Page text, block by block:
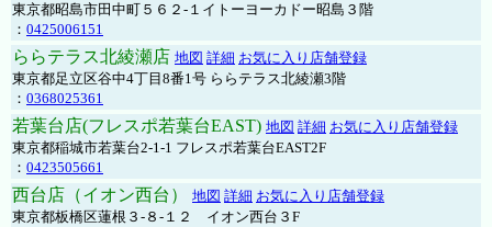
東京都昭島市田中町５６２-１イトーヨーカドー昭島３階
： 0425006151
ららテラス北綾瀬店 地図 詳細 お気に入り店舗登録
東京都足立区谷中4丁目8番1号 ららテラス北綾瀬3階
： 0368025361
若葉台店(フレスポ若葉台EAST) 地図 詳細 お気に入り店舗登録
東京都稲城市若葉台2-1-1 フレスポ若葉台EAST2F
： 0423505661
西台店（イオン西台） 地図 詳細 お気に入り店舗登録
東京都板橋区蓮根３-８-１２ イオン西台３F